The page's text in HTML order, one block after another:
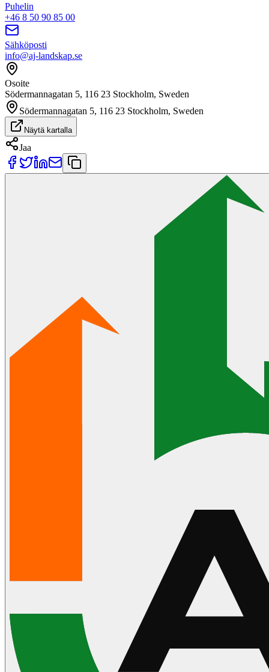
Puhelin
+46 8 50 90 85 00
Sähköposti
info@aj-landskap.se
Osoite
Södermannagatan 5, 116 23 Stockholm, Sweden
Södermannagatan 5, 116 23 Stockholm, Sweden
Näytä kartalla
Jaa